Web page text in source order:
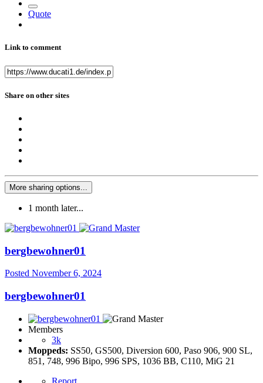
Quote
Link to comment
Share on other sites
More sharing options...
1 month later...
bergbewohner01
Posted November 6, 2024
bergbewohner01
Members
3k
Moppeds: SS50, GS500, Diversion 600, Paso 906, 900 SL,
851, 748, 996 Bipo, 996 SPS, 1036 BB, C110, MiG 21
Report